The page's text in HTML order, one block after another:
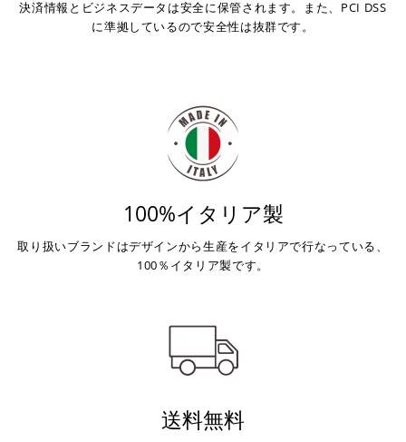
決済情報とビジネスデータは安全に保管されます。また、PCI DSS
に準拠しているので安全性は抜群です。
100%イタリア製
取り扱いブランドはデザインから生産をイタリアで行なっている、
100％イタリア製です。
送料無料